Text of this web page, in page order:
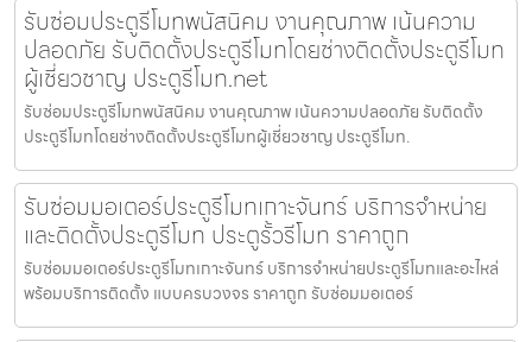
รับซ่อมประตูรีโมทพนัสนิคม งานคุณภาพ เน้นความ
ปลอดภัย รับติดตั้งประตูรีโมทโดยช่างติดตั้งประตูรีโมท
ผู้เชี่ยวชาญ ประตูรีโมท.net
รับซ่อมประตูรีโมทพนัสนิคม งานคุณภาพ เน้นความปลอดภัย รับติดตั้ง
ประตูรีโมทโดยช่างติดตั้งประตูรีโมทผู้เชี่ยวชาญ ประตูรีโมท.
รับซ่อมมอเตอร์ประตูรีโมทเกาะจันทร์ บริการจำหน่าย
และติดตั้งประตูรีโมท ประตูรั้วรีโมท ราคาถูก
รับซ่อมมอเตอร์ประตูรีโมทเกาะจันทร์ บริการจำหน่ายประตูรีโมทและอะไหล่
พร้อมบริการติดตั้ง แบบครบวงจร ราคาถูก รับซ่อมมอเตอร์